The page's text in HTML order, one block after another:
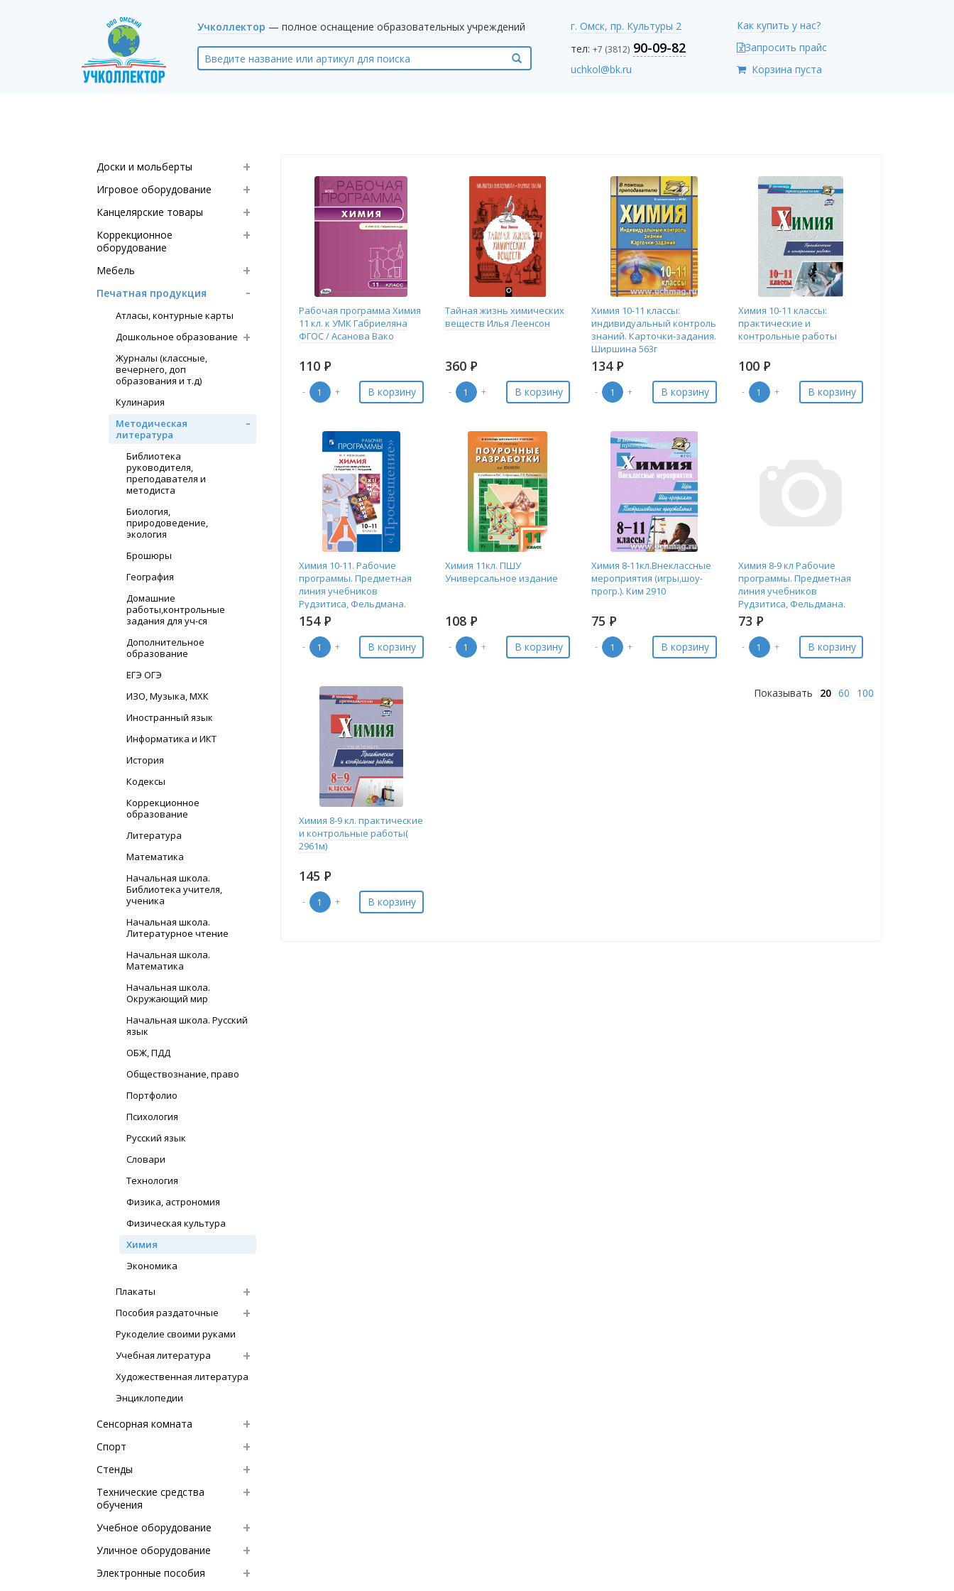
Учколлектор — полное оснащение образовательных учреждений
г. Омск, пр. Культуры 2
тел: +7 (3812) 90-09-82
uchkol@bk.ru
Как купить у нас?
Запросить прайс
Корзина пуста
Доски и мольберты
Игровое оборудование
Канцелярские товары
Коррекционное
оборудование
Мебель
Печатная продукция
Атласы, контурные карты
Дошкольное образование
Журналы (классные,
вечернего, доп
образования и т.д)
Кулинария
Методическая
литература
Библиотека
руководителя,
преподавателя и
методиста
Биология,
природоведение,
экология
Брошюры
География
Домашние
работы,контрольные
задания для уч-ся
Дополнительное
образование
ЕГЭ ОГЭ
ИЗО, Музыка, МХК
Иностранный язык
Информатика и ИКТ
История
Кодексы
Коррекционное
образование
Литература
Математика
Начальная школа.
Библиотека учителя,
ученика
Начальная школа.
Литературное чтение
Начальная школа.
Математика
Начальная школа.
Окружающий мир
Начальная школа. Русский
язык
ОБЖ, ПДД
Обществознание, право
Портфолио
Психология
Русский язык
Словари
Технология
Физика, астрономия
Физическая культура
Химия
Экономика
Плакаты
Пособия раздаточные
Рукоделие своими руками
Учебная литература
Художественная литература
Энциклопедии
Сенсорная комната
Спорт
Стенды
Технические средства
обучения
Учебное оборудование
Уличное оборудование
Электронные пособия
Рабочая программа Химия
11 кл. к УМК Габриеляна
ФГОС / Асанова Вако
110 Р
- + В корзину
Тайная жизнь химических
веществ Илья Леенсон
360 Р
- + В корзину
Химия 10-11 классы:
индивидуальный контроль
знаний. Карточки-задания.
Ширшина 563г
134 Р
- + В корзину
Химия 10-11 классы:
практические и
контрольные работы
100 Р
- + В корзину
Химия 10-11. Рабочие
программы. Предметная
линия учебников
Рудзитиса, Фельдмана.
Афанасьева (Просв)
154 Р
- + В корзину
Химия 11кл. ПШУ
Универсальное издание
108 Р
- + В корзину
Химия 8-11кл.Внеклассные
мероприятия (игры,шоу-
прогр.). Ким 2910
75 Р
- + В корзину
Химия 8-9 кл Рабочие
программы. Предметная
линия учебников
Рудзитиса, Фельдмана.
Гара (Просв.)
73 Р
- + В корзину
Химия 8-9 кл. практические
и контрольные работы(
2961м)
145 Р
- + В корзину
Показывать 20 60 100